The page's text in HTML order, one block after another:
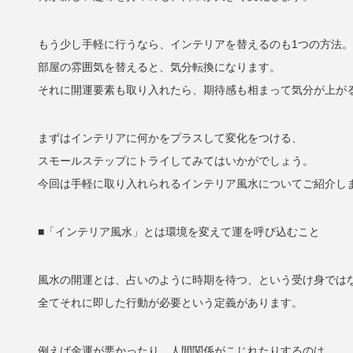
もう少し手軽に行うなら、インテリアを替えるのも1つの方法。
部屋の雰囲気を替えると、気分転換になります。
それに開運要素も取り入れたら、期待感も相まって気分が上が
まずはインテリアに何かをプラスして変化をつける、
スモールステップにトライしてみてはいかがでしょう。
今回は手軽に取り入れられるインテリア風水についてご紹介し
■「インテリア風水」とは環境を変えて運を呼び込むこと
風水の開運とは、占いのように時期を待つ、という受け身では
全てそれに即した行動が必要という定義があります。
例えば金運が悪かったり、人間関係がこじれたりするのは、